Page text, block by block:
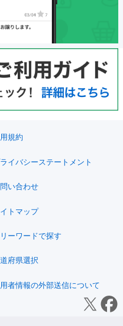
規約
イバシーステートメント
い合わせ
トマップ
ーワードで探す
府県選択
者情報の外部送信について